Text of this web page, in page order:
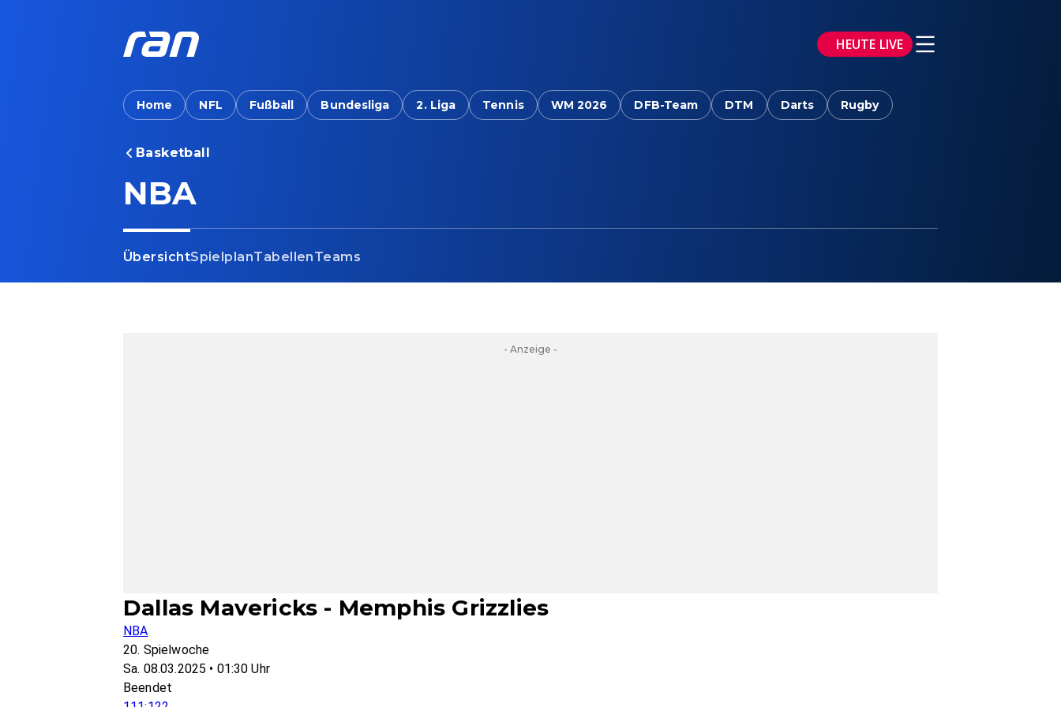
HEUTE LIVE
Home NFL Fußball Bundesliga 2. Liga Tennis WM 2026 DFB-Team DTM Darts Rugby
Basketball
NBA
ÜbersichtSpielplanTabellenTeams
- Anzeige -
Dallas Mavericks - Memphis Grizzlies
NBA
20. Spielwoche
Sa. 08.03.2025 • 01:30 Uhr
Beendet